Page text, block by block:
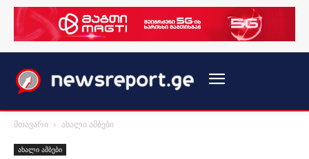
მთავარი ახალი ამბები
ახალი ამბები